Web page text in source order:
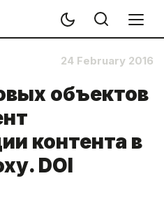
24 February 2016
объектов
контента в
DOI